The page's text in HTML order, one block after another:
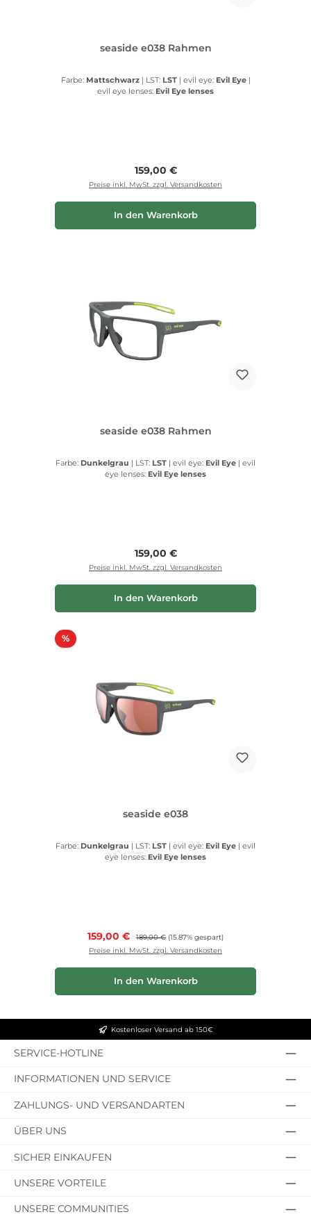
seaside e038 Rahmen
Farbe: Mattschwarz | LST: LST | evil eye: Evil Eye |
evil eye lenses: Evil Eye lenses
Regulärer Preis:
159,00 €
Preise inkl. MwSt. zzgl. Versandkosten
In den Warenkorb
seaside e038 Rahmen
Farbe: Dunkelgrau | LST: LST | evil eye: Evil Eye |
eye lenses: Evil Eye lenses
Regulärer Preis:
159,00 €
Preise inkl. MwSt. zzgl. Versandkosten
In den Warenkorb
%Rabatt
seaside e038
Farbe: Dunkelgrau | LST: LST | evil eye: Evil Eye |
eye lenses: Evil Eye lenses
Verkaufspreis:
159,00 € Regulärer Preis:
189,00 € (15.87% gespart)
Preise inkl. MwSt. zzgl. Versandkosten
In den Warenkorb
Kostenloser Versand ab 150€
SERVICE-HOTLINE
INFORMATIONEN UND SERVICE
ZAHLUNGS- UND VERSANDARTEN
ÜBER UNS
SICHER EINKAUFEN
UNSERE VORTEILE
UNSERE COMMUNITIES